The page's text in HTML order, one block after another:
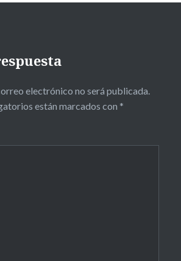
electrónico no será publicada.
están marcados con *